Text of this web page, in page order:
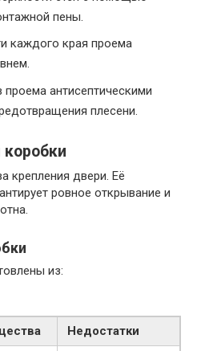
пены.
каждого края проема
антисептическими
плесени.
крепления двери. Её
ровное открывание и
из:
Недостатки